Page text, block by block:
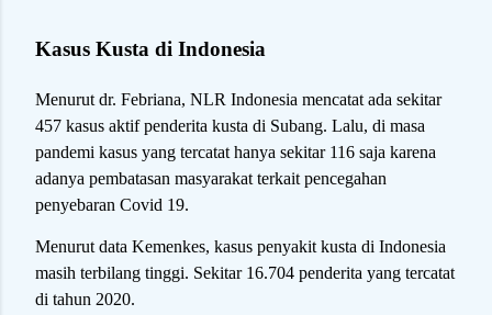
Kasus Kusta di Indonesia
Menurut dr. Febriana, NLR Indonesia mencatat ada sekitar
457 kasus aktif penderita kusta di Subang. Lalu, di masa
pandemi kasus yang tercatat hanya sekitar 116 saja karena
adanya pembatasan masyarakat terkait pencegahan
penyebaran Covid 19.
Menurut data Kemenkes, kasus penyakit kusta di Indonesia
masih terbilang tinggi. Sekitar 16.704 penderita yang tercatat
di tahun 2020.